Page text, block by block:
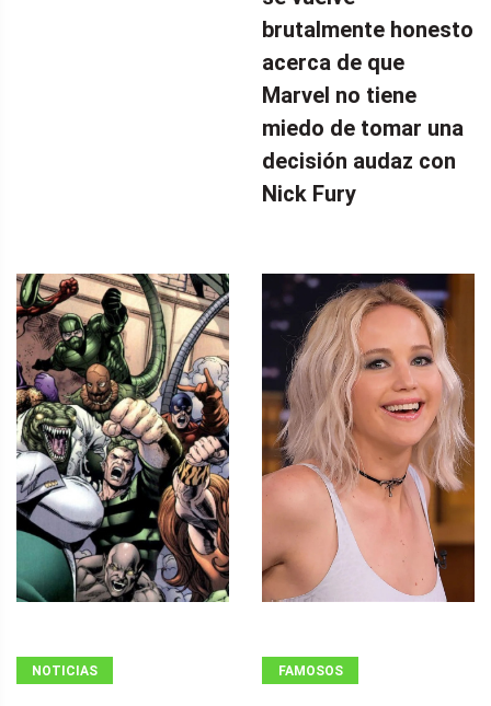
brutalmente honesto
acerca de que
Marvel no tiene
miedo de tomar una
decisión audaz con
Nick Fury
NOTICIAS FAMOSOS